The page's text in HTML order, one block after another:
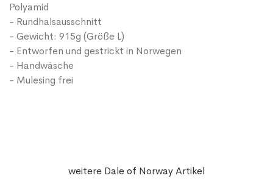
Polyamid
- Rundhalsausschnitt
- Gewicht: 915g (Größe L)
- Entworfen und gestrickt in Norwegen
- Handwäsche
- Mulesing frei
weitere Dale of Norway Artikel